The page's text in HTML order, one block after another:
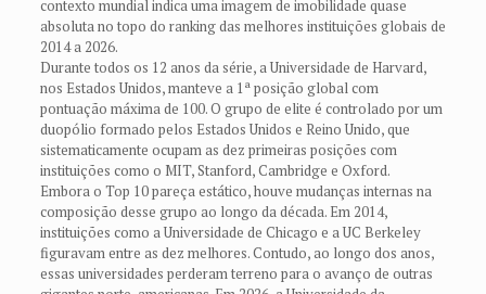
contexto mundial indica uma imagem de imobilidade quase
absoluta no topo do ranking das melhores instituições globais de
2014 a 2026.
Durante todos os 12 anos da série, a Universidade de Harvard,
nos Estados Unidos, manteve a 1ª posição global com
pontuação máxima de 100. O grupo de elite é controlado por um
duopólio formado pelos Estados Unidos e Reino Unido, que
sistematicamente ocupam as dez primeiras posições com
instituições como o MIT, Stanford, Cambridge e Oxford.
Embora o Top 10 pareça estático, houve mudanças internas na
composição desse grupo ao longo da década. Em 2014,
instituições como a Universidade de Chicago e a UC Berkeley
figuravam entre as dez melhores. Contudo, ao longo dos anos,
essas universidades perderam terreno para o avanço de outras